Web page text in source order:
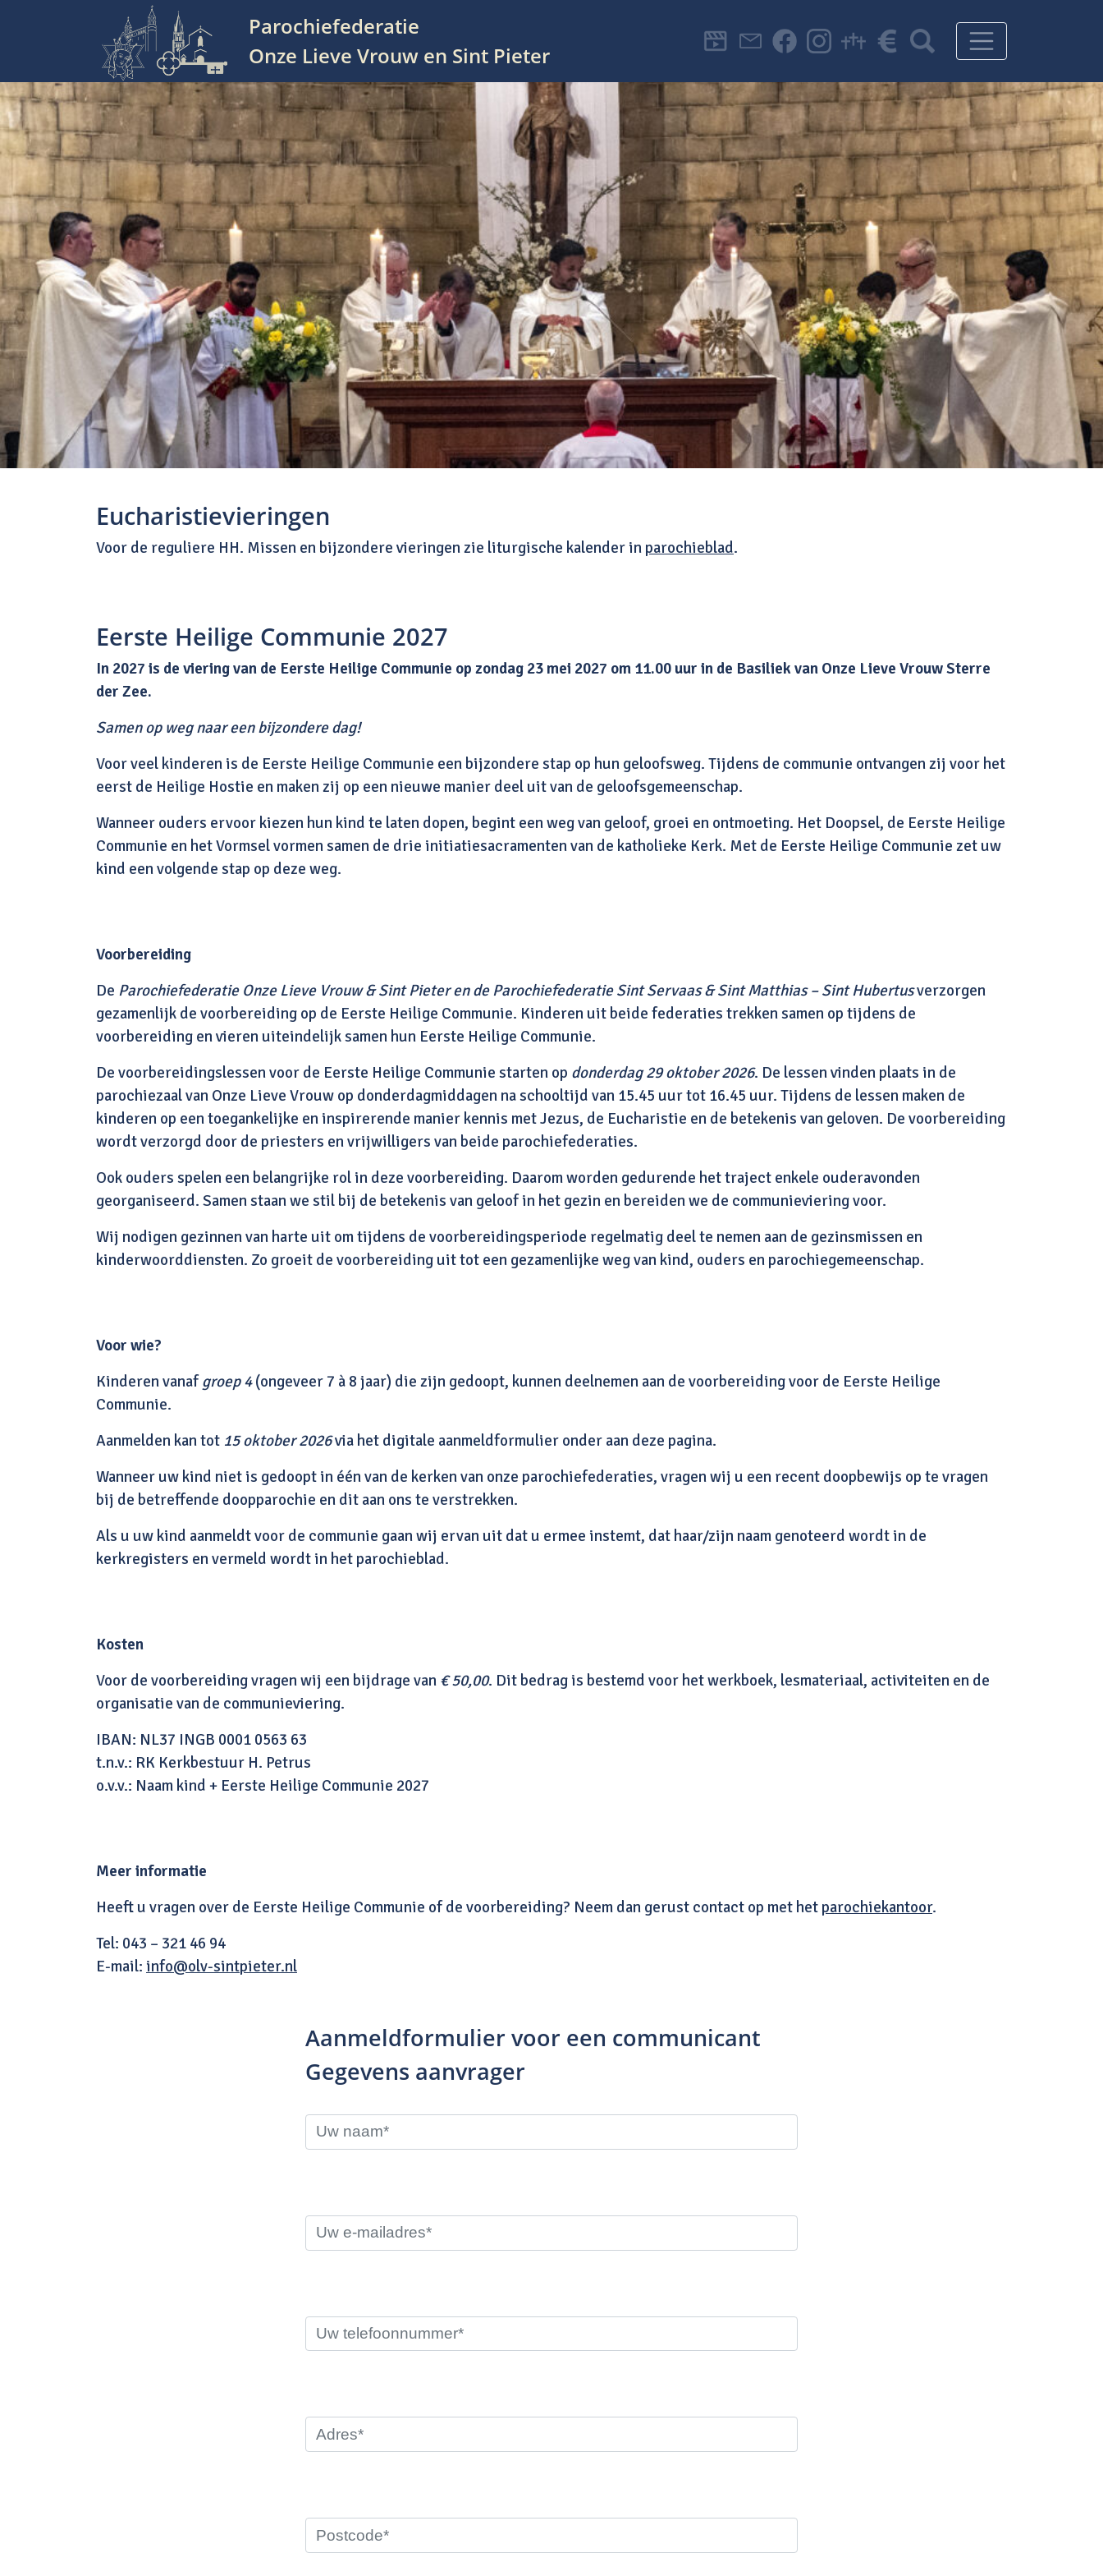
Hoofdnavigatie
Parochiefederatie
Onze Lieve Vrouw en Sint Pieter
Eucharistievieringen
Voor de reguliere HH. Missen en bijzondere vieringen zie liturgische kalender in parochieblad.
Eerste Heilige Communie 2027
In 2027 is de viering van de Eerste Heilige Communie op zondag 23 mei 2027 om 11.00 uur in de Basiliek van Onze Lieve Vrouw Sterre
der Zee.
Samen op weg naar een bijzondere dag!
Voor veel kinderen is de Eerste Heilige Communie een bijzondere stap op hun geloofsweg. Tijdens de communie ontvangen zij voor het
eerst de Heilige Hostie en maken zij op een nieuwe manier deel uit van de geloofsgemeenschap.
Wanneer ouders ervoor kiezen hun kind te laten dopen, begint een weg van geloof, groei en ontmoeting. Het Doopsel, de Eerste Heilige
Communie en het Vormsel vormen samen de drie initiatiesacramenten van de katholieke Kerk. Met de Eerste Heilige Communie zet uw
kind een volgende stap op deze weg.
Voorbereiding
De Parochiefederatie Onze Lieve Vrouw & Sint Pieter en de Parochiefederatie Sint Servaas & Sint Matthias – Sint Hubertusverzorgen
gezamenlijk de voorbereiding op de Eerste Heilige Communie. Kinderen uit beide federaties trekken samen op tijdens de
voorbereiding en vieren uiteindelijk samen hun Eerste Heilige Communie.
De voorbereidingslessen voor de Eerste Heilige Communie starten op donderdag 29 oktober 2026. De lessen vinden plaats in de
parochiezaal van Onze Lieve Vrouw op donderdagmiddagen na schooltijd van 15.45 uur tot 16.45 uur. Tijdens de lessen maken de
kinderen op een toegankelijke en inspirerende manier kennis met Jezus, de Eucharistie en de betekenis van geloven. De voorbereiding
wordt verzorgd door de priesters en vrijwilligers van beide parochiefederaties.
Ook ouders spelen een belangrijke rol in deze voorbereiding. Daarom worden gedurende het traject enkele ouderavonden
georganiseerd. Samen staan we stil bij de betekenis van geloof in het gezin en bereiden we de communieviering voor.
Wij nodigen gezinnen van harte uit om tijdens de voorbereidingsperiode regelmatig deel te nemen aan de gezinsmissen en
kinderwoorddiensten. Zo groeit de voorbereiding uit tot een gezamenlijke weg van kind, ouders en parochiegemeenschap.
Voor wie?
Kinderen vanafgroep 4(ongeveer 7 à 8 jaar) die zijn gedoopt, kunnen deelnemen aan de voorbereiding voor de Eerste Heilige
Communie.
Aanmelden kan tot 15 oktober 2026via het digitale aanmeldformulier onder aan deze pagina.
Wanneer uw kind niet is gedoopt in één van de kerken van onze parochiefederaties, vragen wij u een recent doopbewijs op te vragen
bij de betreffende doopparochie en dit aan ons te verstrekken.
Als u uw kind aanmeldt voor de communie gaan wij ervan uit dat u ermee instemt, dat haar/zijn naam genoteerd wordt in de
kerkregisters en vermeld wordt in het parochieblad.
Kosten
Voor de voorbereiding vragen wij een bijdrage van € 50,00. Dit bedrag is bestemd voor het werkboek, lesmateriaal, activiteiten en de
organisatie van de communieviering.
IBAN: NL37 INGB 0001 0563 63
t.n.v.: RK Kerkbestuur H. Petrus
o.v.v.: Naam kind + Eerste Heilige Communie 2027
Meer informatie
Heeft u vragen over de Eerste Heilige Communie of de voorbereiding? Neem dan gerust contact op met het parochiekantoor.
Tel: 043 – 321 46 94
E-mail: info@olv-sintpieter.nl
Aanmeldformulier voor een communicant
Gegevens aanvrager